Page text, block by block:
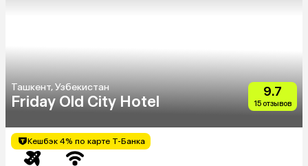
Ташкент, Узбекистан
Friday Old City Hotel
9.7
15 отзывов
Кешбэк 4% по карте Т-Банка